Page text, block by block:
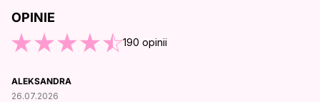
KOŃCA OPINII
OPINIE
190 opinii
ALEKSANDRA
26.07.2026